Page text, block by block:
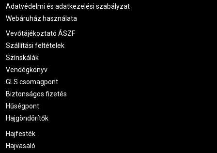
Adatvédelmi és adatkezelési szabályzat
Webáruház használata
Vevőtájékoztató ÁSZF
Szállítási feltételek
Színskálák
Vendégkönyv
GLS csomagpont
Biztonságos fizetés
Hűségpont
Hajgöndörítők
Hajfesték
Hajvasaló